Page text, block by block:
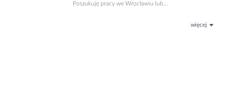
Poszukuję pracy we Wrocławiu lub...
więcej